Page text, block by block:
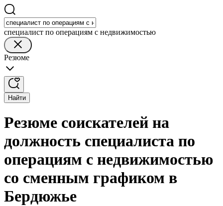
специалист по операциям с недвижимостью
Резюме
Найти
Резюме соискателей на
должность специалиста по
операциям с недвижимостью
со сменным графиком в
Бердюжье